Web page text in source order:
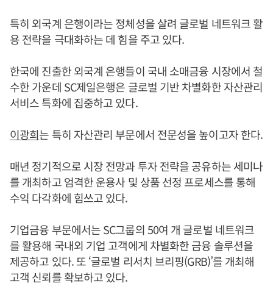
특히 외국계 은행이라는 정체성을 살려 글로벌 네트워크 활
용 전략을 극대화하는 데 힘을 주고 있다.
한국에 진출한 외국계 은행들이 국내 소매금융 시장에서 철
수한 가운데 SC제일은행은 글로벌 기반 차별화한 자산관리
서비스 특화에 집중하고 있다.
이광희는 특히 자산관리 부문에서 전문성을 높이고자 한다.
매년 정기적으로 시장 전망과 투자 전략을 공유하는 세미나
를 개최하고 엄격한 운용사 및 상품 선정 프로세스를 통해
수익 다각화에 힘쓰고 있다.
기업금융 부문에서는 SC그룹의 50여 개 글로벌 네트워크
를 활용해 국내외 기업 고객에게 차별화한 금융 솔루션을
제공하고 있다. 또 ‘글로벌 리서치 브리핑(GRB)’를 개최해
고객 신뢰를 확보하고 있다.